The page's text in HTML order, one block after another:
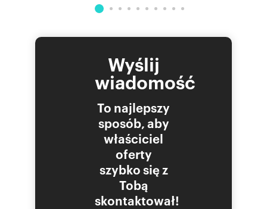
Wyślij
wiadomość
To najlepszy
sposób, aby
właściciel
oferty
szybko się z
Tobą
skontaktował!